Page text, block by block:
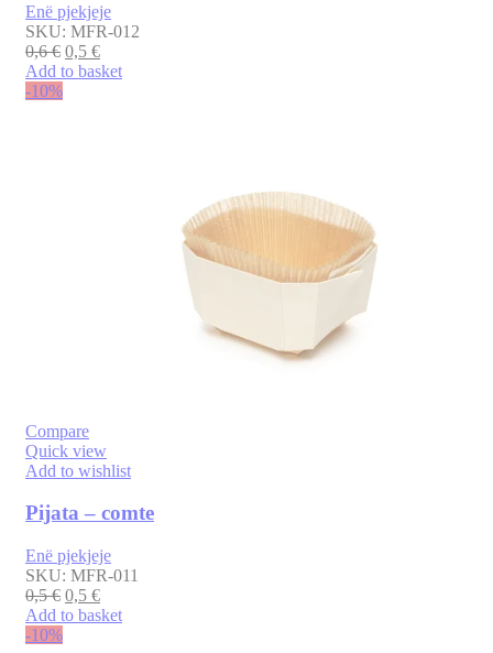
Enë pjekjeje
SKU: MFR-012
0,6€ 0,5 €
Add to basket
-10%
Compare
Quick view
Add to wishlist
Pijata – comte
Enë pjekjeje
SKU: MFR-011
0,5€ 0,5 €
Add to basket
-10%